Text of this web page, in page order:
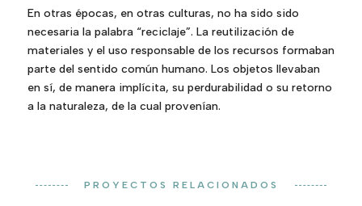
En otras épocas, en otras culturas, no ha sido sido
necesaria la palabra “reciclaje”. La reutilización de
materiales y el uso responsable de los recursos formaban
parte del sentido común humano. Los objetos llevaban
en sí, de manera implícita, su perdurabilidad o su retorno
a la naturaleza, de la cual provenían.
PROYECTOS RELACIONADOS